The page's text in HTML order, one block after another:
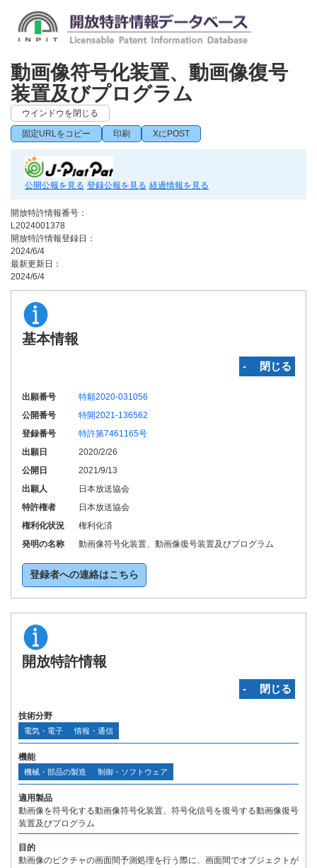
動画像符号化装置、動画像復号
装置及びプログラム
ウインドウを閉じる
固定URLをコピー 印刷 XにPOST
公開公報を見る 登録公報を見る 経過情報を見る
開放特許情報番号：
L2024001378
開放特許情報登録日：
2024/6/4
最新更新日：
2024/6/4
基本情報
‐ 閉じる
出願番号
特願2020-031056
公開番号
特開2021-136562
登録番号
特許第7461165号
出願日
2020/2/26
公開日
2021/9/13
出願人
日本放送協会
特許権者
日本放送協会
権利化状況
権利化済
発明の名称
動画像符号化装置、動画像復号装置及びプログラム
登録者への連絡はこちら
開放特許情報
‐ 閉じる
技術分野
電気・電子 情報・通信
機能
機械・部品の製造 制御・ソフトウェア
適用製品
動画像を符号化する動画像符号化装置、符号化信号を復号する動画像復号
装置及びプログラム
目的
動画像のピクチャの画面間予測処理を行う際に、画面間でオブジェクトが